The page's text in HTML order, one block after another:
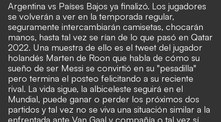
Argentina vs Países Bajos ya finalizó. Los jugadores
se volverán a ver en la temporada regular,
seguramente intercambiarán camisetas, chocarán
manos, hasta tal vez se rían de lo que pasó en Qatar
2022. Una muestra de ello es el tweet del jugador
holandés Marten de Roon que habla de cómo su
sueño de ser Messi se convirtió en su "pesadilla"
pero termina el posteo felicitando a su reciente
rival. La vida sigue, la albiceleste seguirá en el
Mundial, puede ganar o perder los próximos dos
partidos y tal vez no se viva una situación similar a la
enfrentada ante Van Gaal y compañía o tal vez sí.